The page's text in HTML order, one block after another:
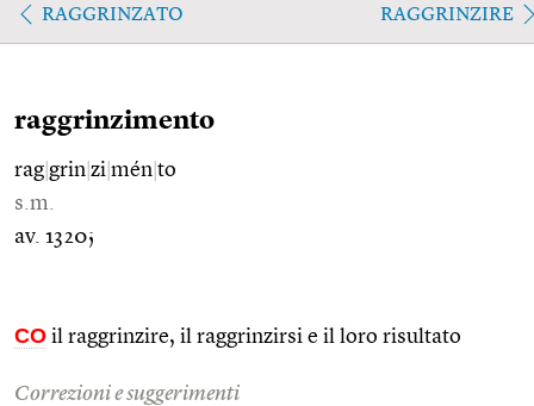
RAGGRINZATO RAGGRINZIRE
raggrinzimento
rag grin zi mén to
s.m.
av. 1320;
CO il raggrinzire, il raggrinzirsi e il loro risultato
Correzioni e suggerimenti